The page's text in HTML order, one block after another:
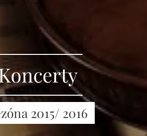
2015/ 2016